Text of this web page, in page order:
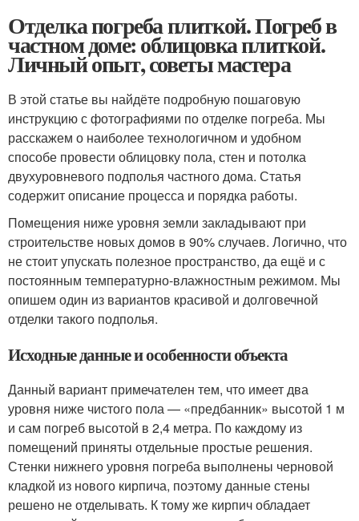
Отделка погреба плиткой. Погреб в
частном доме: облицовка плиткой.
Личный опыт, советы мастера
В этой статье вы найдёте подробную пошаговую
инструкцию с фотографиями по отделке погреба. Мы
расскажем о наиболее технологичном и удобном
способе провести облицовку пола, стен и потолка
двухуровневого подполья частного дома. Статья
содержит описание процесса и порядка работы.
Помещения ниже уровня земли закладывают при
строительстве новых домов в 90% случаев. Логично, что
не стоит упускать полезное пространство, да ещё и с
постоянным температурно-влажностным режимом. Мы
опишем один из вариантов красивой и долговечной
отделки такого подполья.
Исходные данные и особенности объекта
Данный вариант примечателен тем, что имеет два
уровня ниже чистого пола — «предбанник» высотой 1 м
и сам погреб высотой в 2,4 метра. По каждому из
помещений приняты отдельные простые решения.
Стенки нижнего уровня погреба выполнены черновой
кладкой из нового кирпича, поэтому данные стены
решено не отделывать. К тому же кирпич обладает